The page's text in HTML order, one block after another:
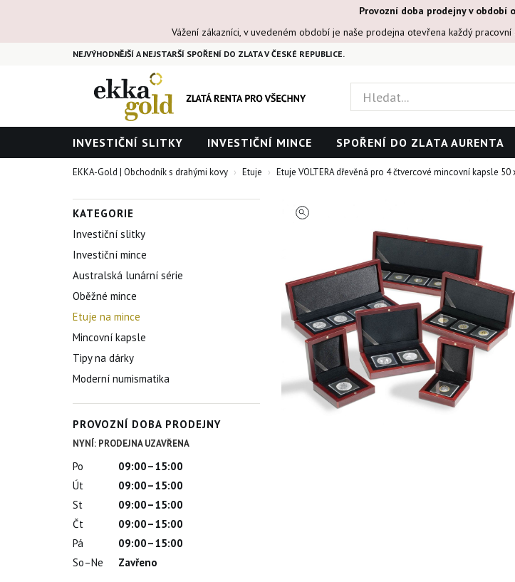
Provozní doba prodejny v období
Vážení zákazníci, v uvedeném období je naše prodejna otevřena každý
NEJVÝHODNĚJŠÍ A NEJSTARŠÍ SPOŘENÍ DO ZLATA V ČESKÉ REPUBLICE.
INVESTIČNÍ SLITKY INVESTIČNÍ MINCE SPOŘENÍ DO ZLATA AURENTA
EKKA-Gold | Obchodník s drahými kovy Etuje Etuje VOLTERA dřevěná pro 4 čtvercové mincovní kapsle 50
KATEGORIE
Investiční slitky
Investiční mince
Australská lunární série
Oběžné mince
Etuje na mince
Mincovní kapsle
Tipy na dárky
Moderní numismatika
PROVOZNÍ DOBA PRODEJNY
NYNÍ: PRODEJNA UZAVŘENA
Po
09:00–15:00
Út
09:00–15:00
St
09:00–15:00
Čt
09:00–15:00
Pá
09:00–15:00
So–Ne
Zavřeno